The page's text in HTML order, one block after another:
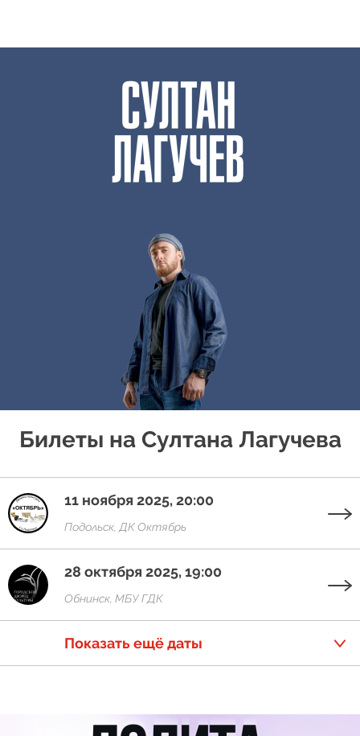
Билеты на Султана Лагучева
11 ноября 2025, 20:00
Подольск, ДК Октябрь
28 октября 2025, 19:00
Обнинск, МБУ ГДК
Показать ещё даты